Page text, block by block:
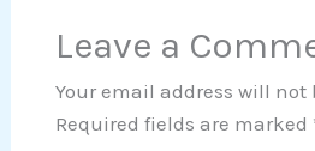
Leave a
Your email address will not
Required fields are marked